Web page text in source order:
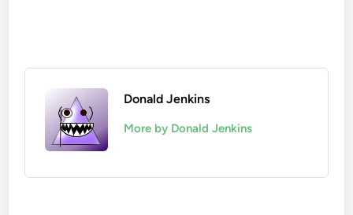
Donald Jenkins
More by Donald Jenkins